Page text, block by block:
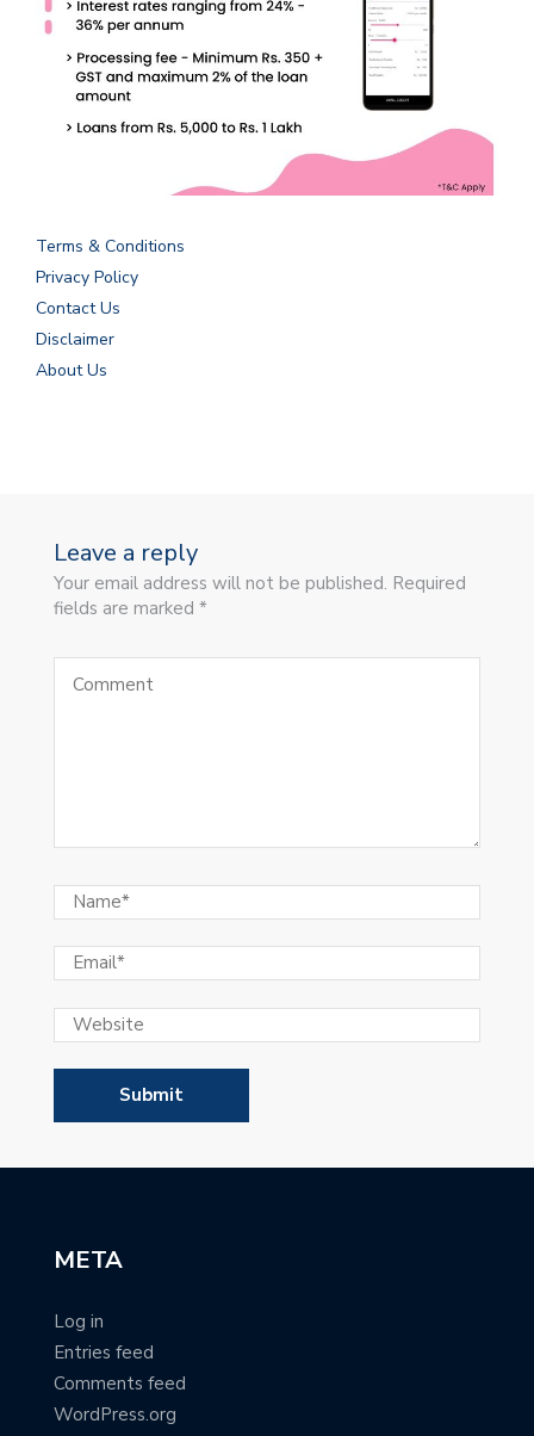
Terms & Conditions
Privacy Policy
Contact Us
Disclaimer
About Us
Leave a reply
Your email address will not be published. Required
fields are marked *
META
Log in
Entries feed
Comments feed
WordPress.org